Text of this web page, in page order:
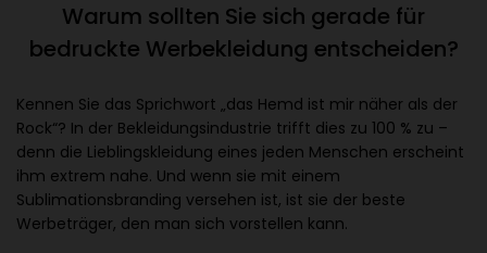
Warum sollten Sie sich gerade für
bedruckte Werbekleidung entscheiden?
Kennen Sie das Sprichwort „das Hemd ist mir näher als der
Rock“? In der Bekleidungsindustrie trifft dies zu 100 % zu –
denn die Lieblingskleidung eines jeden Menschen erscheint
ihm extrem nahe. Und wenn sie mit einem
Sublimationsbranding versehen ist, ist sie der beste
Werbeträger, den man sich vorstellen kann.